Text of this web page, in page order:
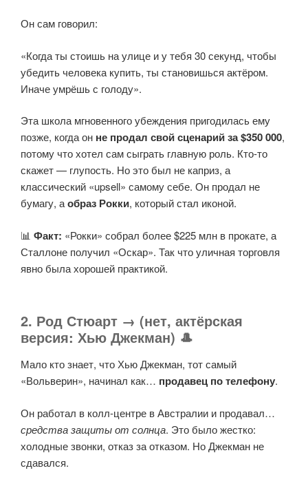
Он сам говорил:
«Когда ты стоишь на улице и у тебя 30 секунд, чтобы
убедить человека купить, ты становишься актёром.
Иначе умрёшь с голоду».
Эта школа мгновенного убеждения пригодилась ему
позже, когда он не продал свой сценарий за $350 000,
потому что хотел сам сыграть главную роль. Кто-то
скажет — глупость. Но это был не каприз, а
классический «upsell» самому себе. Он продал не
бумагу, аобраз Рокки, который стал иконой.
📊 Факт: «Рокки» собрал более $225 млн в прокате, а
Сталлоне получил «Оскар». Так что уличная торговля
явно была хорошей практикой.
2. Род Стюарт → (нет, актёрская
версия: Хью Джекман) 🎩
Мало кто знает, что Хью Джекман, тот самый
«Вольверин», начинал как… продавец по телефону.
Он работал в колл-центре в Австралии и продавал…
средства защиты от солнца. Это было жестко:
холодные звонки, отказ за отказом. Но Джекман не
сдавался.